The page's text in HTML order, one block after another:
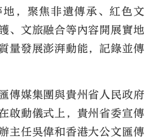
，聚焦非遺傳承、紅色文
、文旅融合等內容開展實地
量發展澎湃動能，記錄並傳
傳媒集團與貴州省人民政府
啟動儀式上，貴州省委宣傳
主任吳偉和香港大公文匯傳